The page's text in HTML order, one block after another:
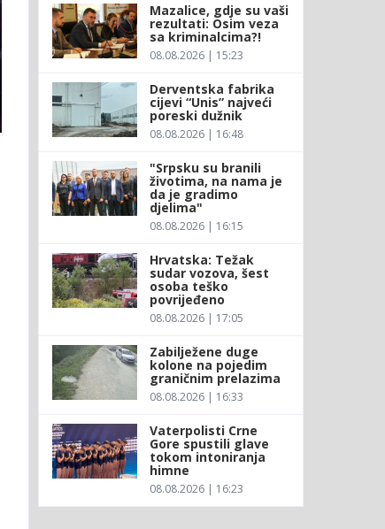
Mazalice, gdje su vaši
rezultati: Osim veza
sa kriminalcima?!
08.08.2026 | 15:23
Derventska fabrika
cijevi “Unis” najveći
poreski dužnik
08.08.2026 | 16:48
"Srpsku su branili
životima, na nama je
da je gradimo
djelima"
08.08.2026 | 16:15
Hrvatska: Težak
sudar vozova, šest
osoba teško
povrijeđeno
08.08.2026 | 17:05
Zabilježene duge
kolone na pojedim
graničnim prelazima
08.08.2026 | 16:33
Vaterpolisti Crne
Gore spustili glave
tokom intoniranja
himne
08.08.2026 | 16:23